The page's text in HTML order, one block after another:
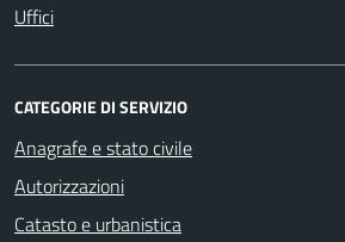
Uffici
CATEGORIE DI SERVIZIO
Anagrafe e stato civile
Autorizzazioni
Catasto e urbanistica